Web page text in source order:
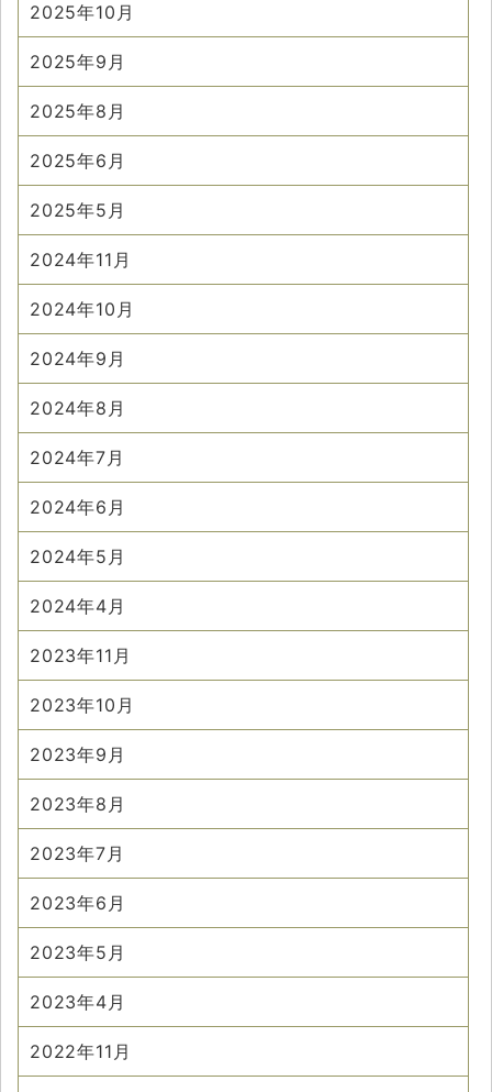
2025年10月
2025年9月
2025年8月
2025年6月
2025年5月
2024年11月
2024年10月
2024年9月
2024年8月
2024年7月
2024年6月
2024年5月
2024年4月
2023年11月
2023年10月
2023年9月
2023年8月
2023年7月
2023年6月
2023年5月
2023年4月
2022年11月